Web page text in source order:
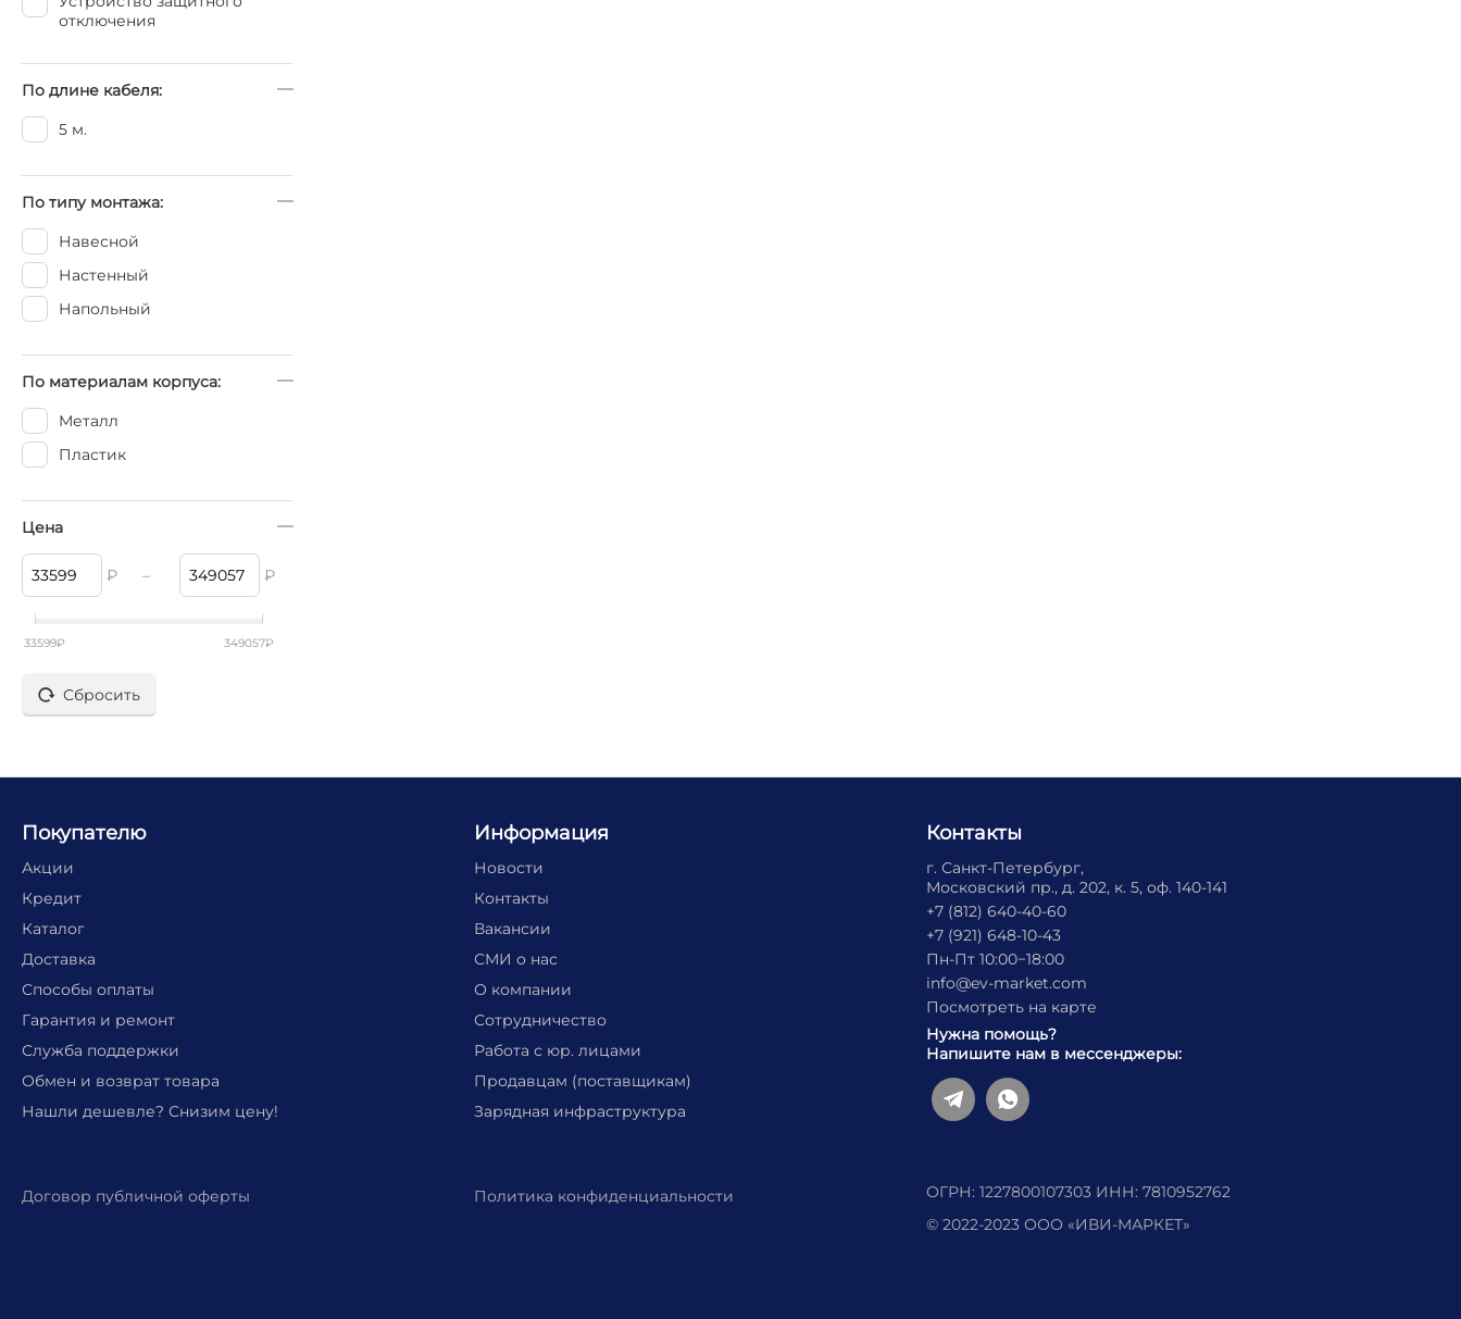
отключения
По длине кабеля:
5 м.
По типу монтажа:
Навесной
Настенный
Напольный
По материалам корпуса:
Металл
Пластик
Цена
₽ – ₽
33599₽ 349057₽
Сбросить
Покупателю
Акции
Кредит
Каталог
Доставка
Способы оплаты
Гарантия и ремонт
Служба поддержки
Обмен и возврат товара
Нашли дешевле? Снизим цену!
Информация
Новости
Контакты
Вакансии
СМИ о нас
О компании
Сотрудничество
Работа с юр. лицами
Продавцам (поставщикам)
Зарядная инфраструктура
Контакты
г. Санкт-Петербург,
Московский пр., д. 202, к. 5, оф. 140-141
+7 (812) 640-40-60
+7 (921) 648-10-43
Пн-Пт 10:00−18:00
info@ev-market.com
Посмотреть на карте
Нужна помощь?
Напишите нам в мессенджеры:
Договор публичной оферты Политика конфиденциальности
ОГРН: 1227800107303 ИНН: 7810952762
© 2022-2023 ООО «‎ИВИ-МАРКЕТ»